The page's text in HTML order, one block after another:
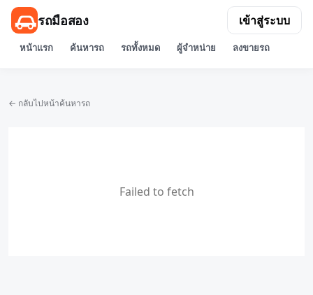
รถมือสอง
หน้าแรก ค้นหารถ รถทั้งหมด ผู้จำหน่าย ลงขายรถ
เข้าสู่ระบบ
← กลับไปหน้าค้นหารถ
Failed to fetch